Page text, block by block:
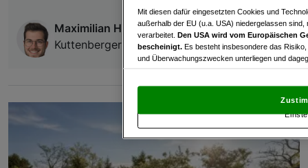
Maximilian Hieke
Kuttenberger Makler GmbH
Mit diesen dafür eingesetzten Cookies und
außerhalb der EU (u.a. USA) niedergelassen
verarbeitet. Den USA wird vom Europäischen
bescheinigt. Es besteht insbesondere das
und Überwachungszwecken unterliegen und
und Widerspruch gegen die Verarbeitung auf der
„Cookie Einstellungen“, die sich auf jeder Seite
Wir und unsere Partner verarbeiten